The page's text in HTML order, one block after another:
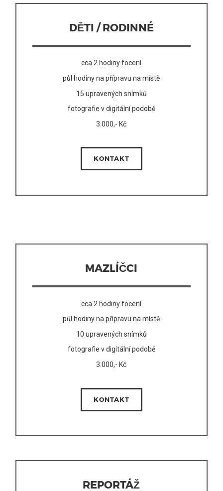
DĚTI / RODINNÉ
cca 2 hodiny focení
půl hodiny na přípravu na místě
15 upravených snímků
fotografie v digitální podobě
3.000,- Kč
KONTAKT
MAZLÍČCI
cca 2 hodiny focení
půl hodiny na přípravu na místě
10 upravených snímků
fotografie v digitální podobě
3.000,- Kč
KONTAKT
REPORTÁŽ